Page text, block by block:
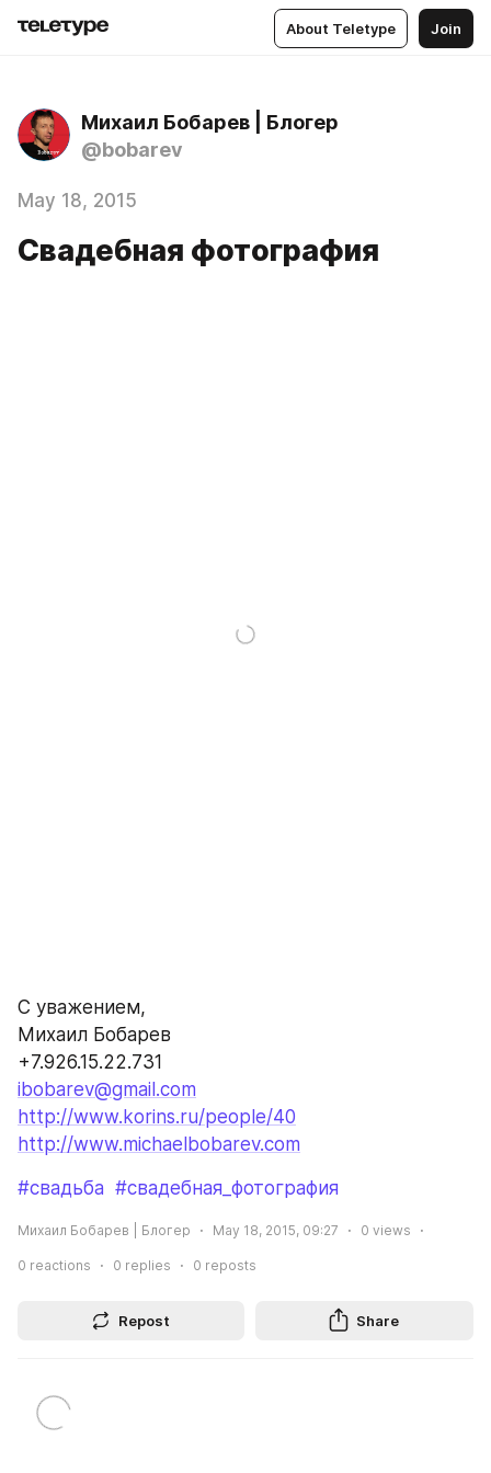
About Teletype Join
Михаил Бобарев | Блогер
@bobarev
May 18, 2015
Свадебная фотография
С уважением,
Михаил Бобарев
+7.926.15.22.731
ibobarev@gmail.com
http://www.korins.ru/people/40
http://www.michaelbobarev.com
#свадьба #свадебная_фотография
Михаил Бобарев | Блогер May 18, 2015, 09:27 0 views
0 reactions 0 replies 0 reposts
Repost Share